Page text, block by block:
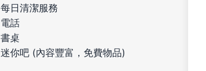
每日清潔服務
電話
書桌
迷你吧 (內容豐富，免費物品)